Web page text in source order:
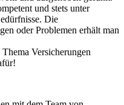
und stets unter
Die
oder Problemen erhält man
Versicherungen